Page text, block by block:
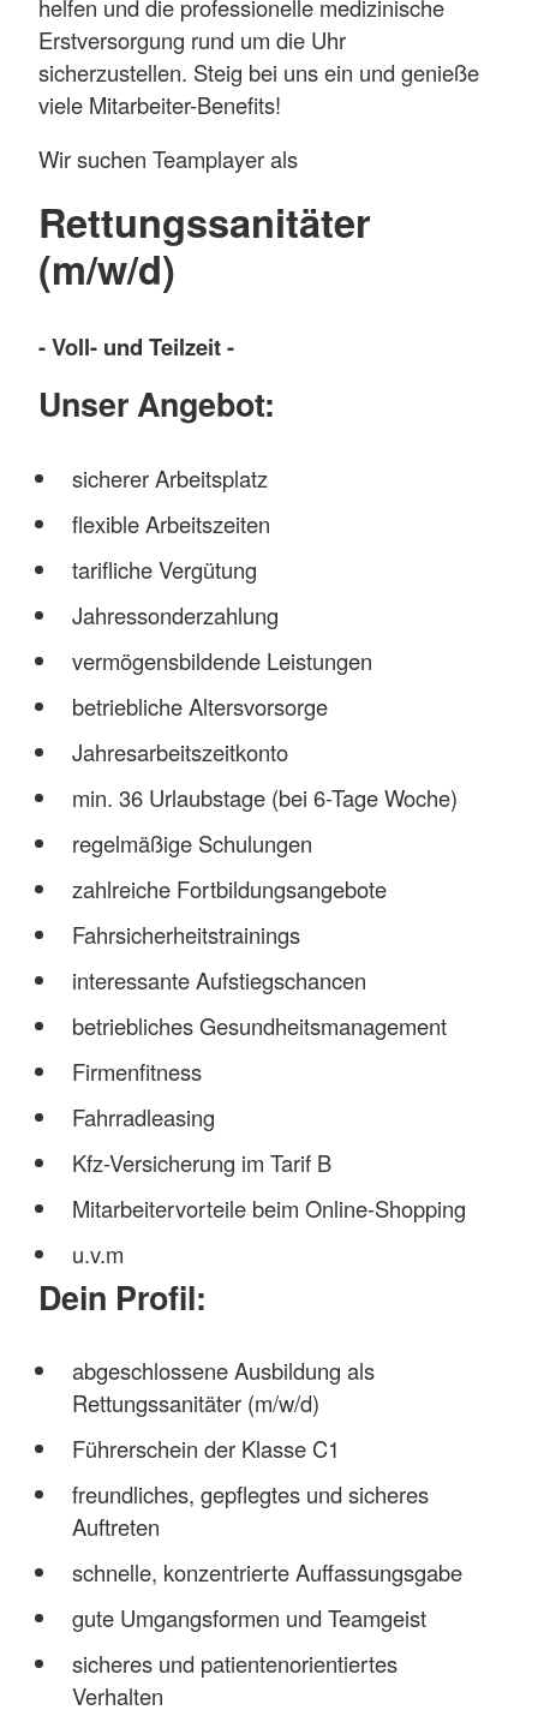
helfen und die professionelle medizinische
Erstversorgung rund um die Uhr
sicherzustellen. Steig bei uns ein und genieße
viele Mitarbeiter-Benefits!
Wir suchen Teamplayer als
Rettungssanitäter
(m/w/d)
- Voll- und Teilzeit -
Unser Angebot:
sicherer Arbeitsplatz
flexible Arbeitszeiten
tarifliche Vergütung
Jahressonderzahlung
vermögensbildende Leistungen
betriebliche Altersvorsorge
Jahresarbeitszeitkonto
min. 36 Urlaubstage (bei 6-Tage Woche)
regelmäßige Schulungen
zahlreiche Fortbildungsangebote
Fahrsicherheitstrainings
interessante Aufstiegschancen
betriebliches Gesundheitsmanagement
Firmenfitness
Fahrradleasing
Kfz-Versicherung im Tarif B
Mitarbeitervorteile beim Online-Shopping
u.v.m
Dein Profil:
abgeschlossene Ausbildung als
Rettungssanitäter (m/w/d)
Führerschein der Klasse C1
freundliches, gepflegtes und sicheres
Auftreten
schnelle, konzentrierte Auffassungsgabe
gute Umgangsformen und Teamgeist
sicheres und patientenorientiertes
Verhalten